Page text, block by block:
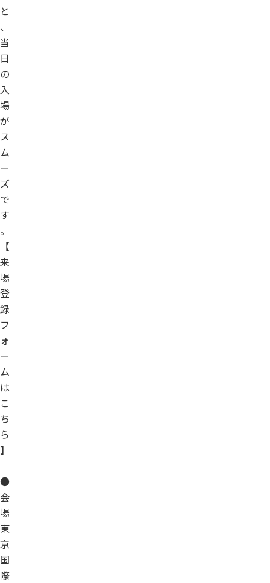
と
、
当
日
の
入
場
が
ス
ム
ー
ズ
で
す
。
【
来
場
登
録
フ
ォ
ー
ム
は
こ
ち
ら
】
●
会
場
東
京
国
際